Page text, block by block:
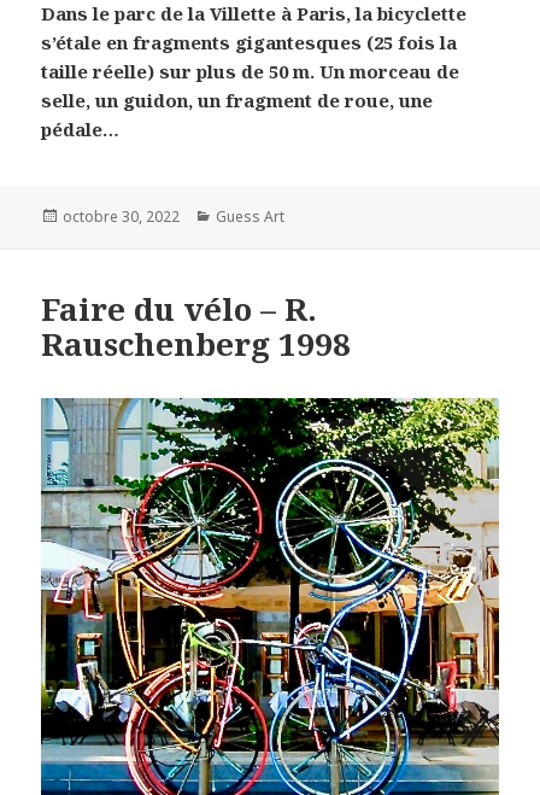
Dans le parc de la Villette à Paris, la bicyclette
s’étale en fragments gigantesques (25 fois la
taille réelle) sur plus de 50 m. Un morceau de
selle, un guidon, un fragment de roue, une
pédale…
Posted
octobre 30, 2022 Categories
Guess Art
Faire du vélo – R.
Rauschenberg 1998